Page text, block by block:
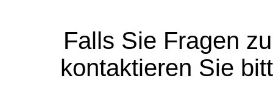
Falls Sie Fragen
kontaktieren Sie